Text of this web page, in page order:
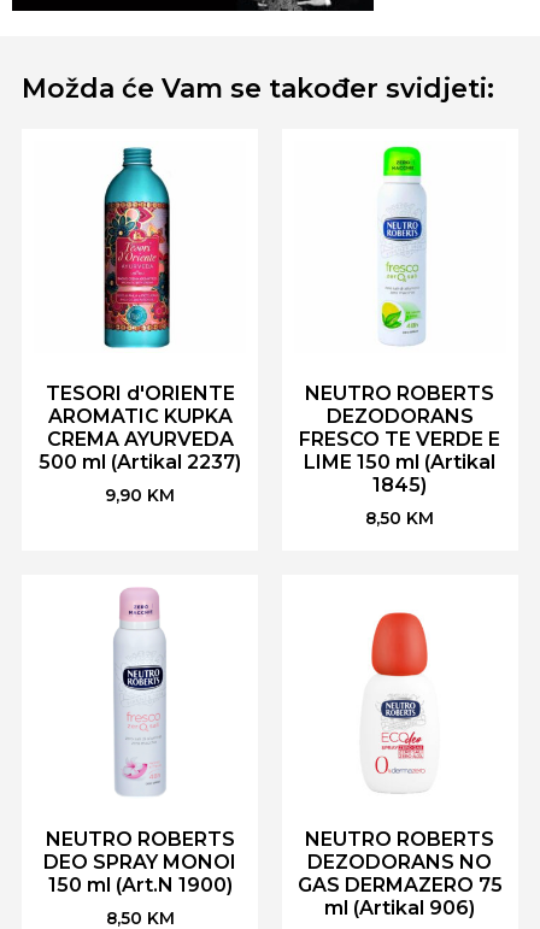
Možda će Vam se također svidjeti:
TESORI d'ORIENTE
AROMATIC KUPKA
CREMA AYURVEDA
500 ml (Artikal 2237)
9,90 KM
NEUTRO ROBERTS
DEZODORANS
FRESCO TE VERDE E
LIME 150 ml (Artikal
1845)
8,50 KM
NEUTRO ROBERTS
DEO SPRAY MONOI
150 ml (Art.N 1900)
8,50 KM
NEUTRO ROBERTS
DEZODORANS NO
GAS DERMAZERO 75
ml (Artikal 906)